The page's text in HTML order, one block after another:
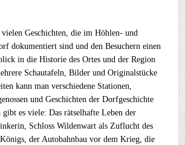
Geschichten, die im Höhlen- und
dokumentiert sind und den Besuchern einen
in die Historie des Ortes und der Region
Schautafeln, Bilder und Originalstücke
kann man verschiedene Stationen,
und Geschichten der Dorfgeschichte
gibt es viele: Das rätselhafte Leben der
Schloss Wildenwart als Zuflucht des
der Autobahnbau vor dem Krieg, die